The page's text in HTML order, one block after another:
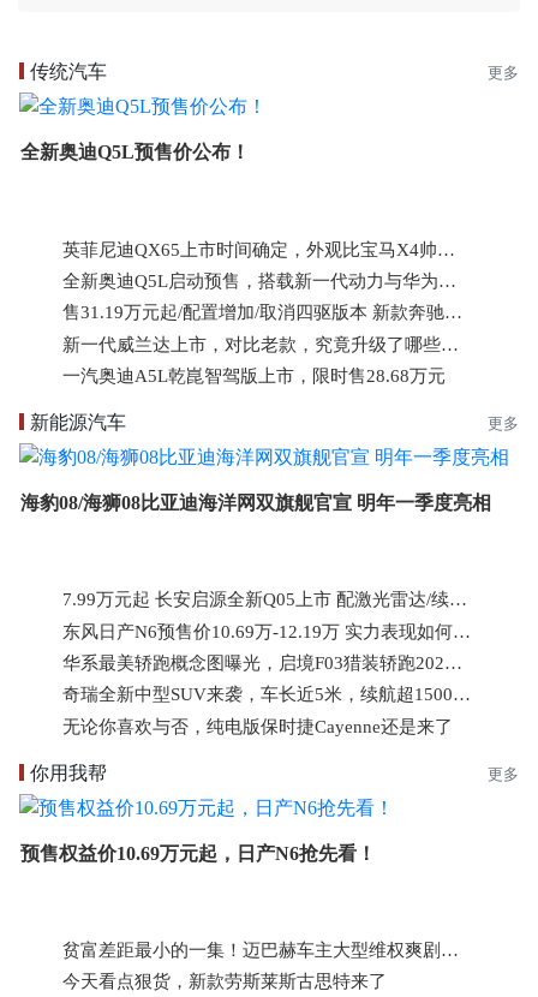
传统汽车 更多
全新奥迪Q5L预售价公布！
英菲尼迪QX65上市时间确定，外观比宝马X4帅气，2.0T+9AT 272马力
全新奥迪Q5L启动预售，搭载新一代动力与华为辅助驾驶
售31.19万元起/配置增加/取消四驱版本 新款奔驰GLB正式上市
新一代威兰达上市，对比老款，究竟升级了哪些东西？
一汽奥迪A5L乾崑智驾版上市，限时售28.68万元
新能源汽车 更多
海豹08/海狮08比亚迪海洋网双旗舰官宣 明年一季度亮相
7.99万元起 长安启源全新Q05上市 配激光雷达/续航最高506km
东风日产N6预售价10.69万-12.19万 实力表现如何 哪个版本更推荐？
华系最美轿跑概念图曝光，启境F03猎装轿跑2026年中上市！
奇瑞全新中型SUV来袭，车长近5米，续航超1500km，科技感很强烈！
无论你喜欢与否，纯电版保时捷Cayenne还是来了
你用我帮 更多
预售权益价10.69万元起，日产N6抢先看！
贫富差距最小的一集！迈巴赫车主大型维权爽剧，3色布车顶意外风靡？
今天看点狠货，新款劳斯莱斯古思特来了